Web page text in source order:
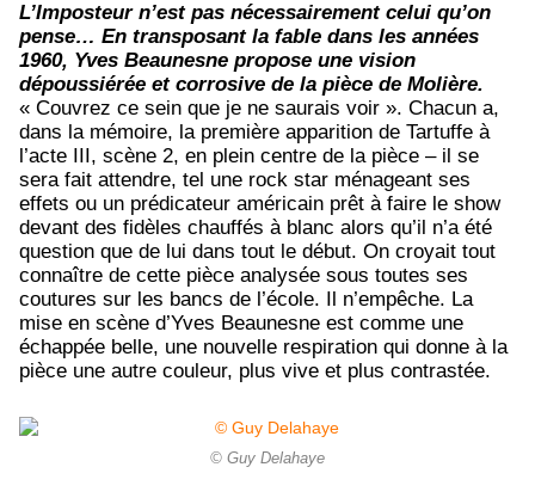
L’Imposteur n’est pas nécessairement celui qu’on
pense… En transposant la fable dans les années
1960, Yves Beaunesne propose une vision
dépoussiérée et corrosive de la pièce de Molière.
« Couvrez ce sein que je ne saurais voir ». Chacun a,
dans la mémoire, la première apparition de Tartuffe à
l’acte III, scène 2, en plein centre de la pièce – il se
sera fait attendre, tel une rock star ménageant ses
effets ou un prédicateur américain prêt à faire le show
devant des fidèles chauffés à blanc alors qu’il n’a été
question que de lui dans tout le début. On croyait tout
connaître de cette pièce analysée sous toutes ses
coutures sur les bancs de l’école. Il n’empêche. La
mise en scène d’Yves Beaunesne est comme une
échappée belle, une nouvelle respiration qui donne à la
pièce une autre couleur, plus vive et plus contrastée.
© Guy Delahaye